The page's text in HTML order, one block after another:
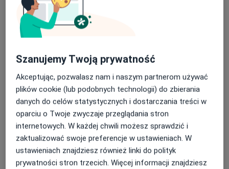
Lider Zaufania Pacjentów 2024
placówek medycznych
Certyfikat Jakości 2024
najlepszych placówek medycznych
Te wyróżnienia potwierdzają wysoki poziom
świadczonych przez nas usług oraz zaufanie, jakim
darzą nas Pacjenci.
Nasze specjalizacje:
Oferujemy diagnozę i leczenie w zakresie:
Szanujemy Twoją prywatność
Akceptując, pozwalasz nam i naszym partnerom używać
plików cookie (lub podobnych technologii) do zbierania
danych do celów statystycznych i dostarczania treści w
oparciu o Twoje zwyczaje przeglądania stron
internetowych. W każdej chwili możesz sprawdzić i
zaktualizować swoje preferencje w ustawieniach. W
ustawieniach znajdziesz również linki do polityk
prywatności stron trzecich. Więcej informacji znajdziesz